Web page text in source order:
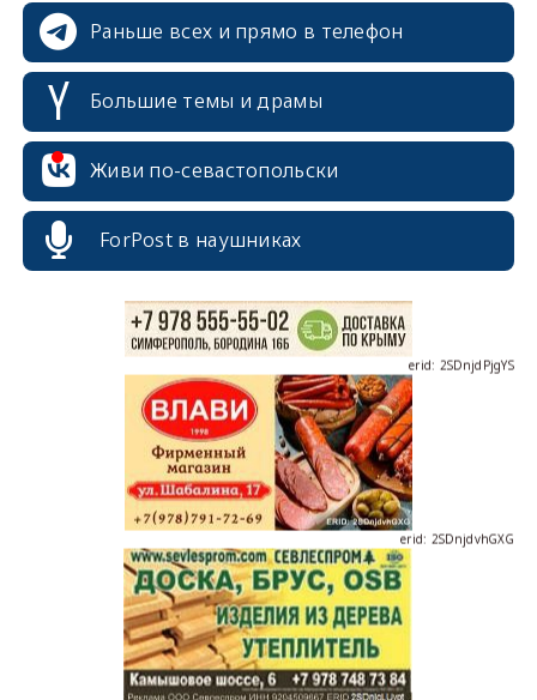
Раньше всех и прямо в телефон
Большие темы и драмы
Живи по-севастопольски
ForPost в наушниках
erid: 2SDnjcrDNw6
erid: 2SDnjdvhGXG